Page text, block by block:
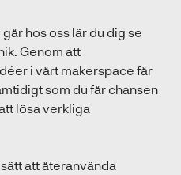
hos oss lär du dig se
Genom att
i vårt makerspace får
som du får chansen
lösa verkliga
att återanvända